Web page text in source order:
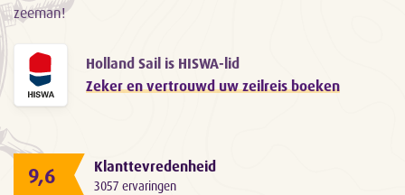
zeeman!
Holland Sail is HISWA-lid
Zeker en vertrouwd uw zeilreis boeken
9,6 Klanttevredenheid
3057 ervaringen